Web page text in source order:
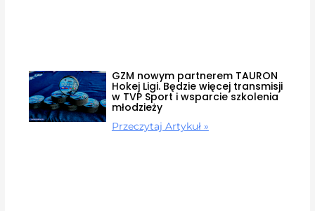
GZM nowym partnerem TAURON
Hokej Ligi. Będzie więcej transmisji
w TVP Sport i wsparcie szkolenia
młodzieży
Przeczytaj Artykuł »